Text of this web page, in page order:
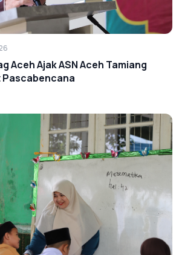
Aceh Ajak ASN Aceh Tamiang